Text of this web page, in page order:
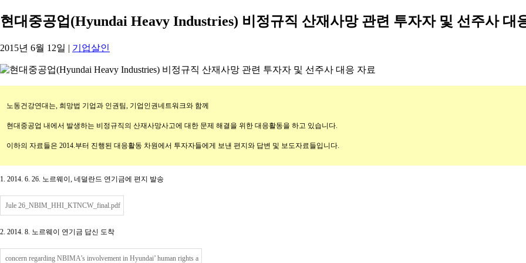
현대중공업(Hyundai Heavy Industries) 비정규직 산재사망 관련 투자자 및 선주사 대
2015년 6월 12일 | 기업살인
노동건강연대는, 희망법 기업과 인권팀, 기업인권네트워크와 함께
현대중공업 내에서 발생하는 비정규직의 산재사망사고에 대한 문제 해결을 위한 대응활동을 하고 있습니다.
이하의 자료들은 2014.부터 진행된 대응활동 차원에서 투자자들에게 보낸 편지와 답변 및 보도자료들입니다.
1. 2014. 6. 26. 노르웨이, 네덜란드 연기금에 편지 발송
Jule 26_NBIM_HHI_KTNCW_final.pdf
2. 2014. 8. 노르웨이 연기금 답신 도착
concern regarding NBIMA’s involvement in Hyundai’ human rights a